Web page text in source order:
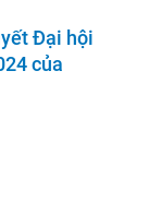
Đại hội
của